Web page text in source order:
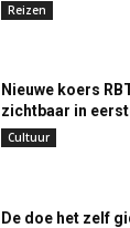
Reizen
Nieuwe koers
zichtbaar in
Cultuur
De doe het zelf